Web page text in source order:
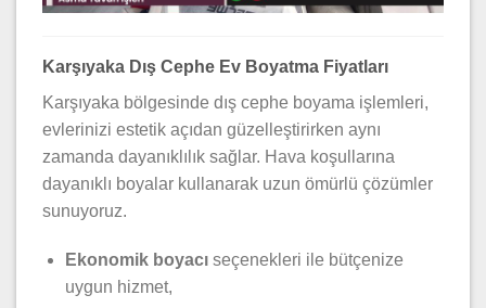
Karşıyaka Dış Cephe Ev Boyatma Fiyatları
Karşıyaka bölgesinde dış cephe boyama işlemleri,
evlerinizi estetik açıdan güzelleştirirken aynı
zamanda dayanıklılık sağlar. Hava koşullarına
dayanıklı boyalar kullanarak uzun ömürlü çözümler
sunuyoruz.
Ekonomik boyacıseçenekleri ile bütçenize
uygun hizmet,